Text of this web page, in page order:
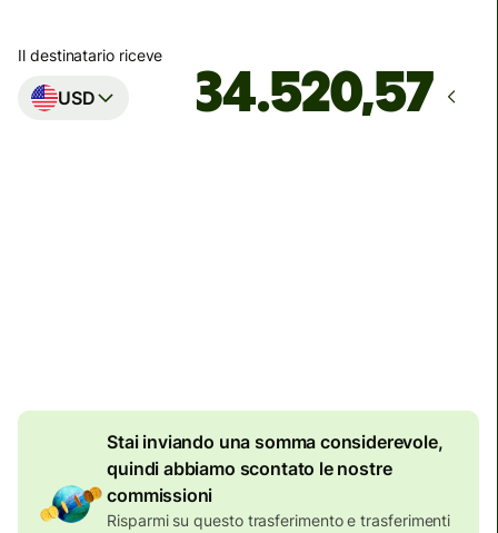
Il destinatario riceve
USD
Stai inviando una somma considerevole,
quindi abbiamo scontato le nostre
commissioni
Risparmi su questo trasferimento e trasferimenti